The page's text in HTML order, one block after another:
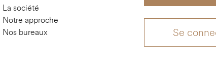
La société
Notre approche
Nos bureaux
Se